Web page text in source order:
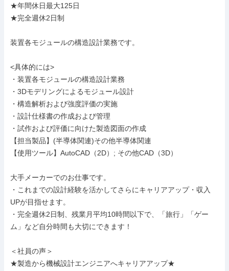
★年間休日最大125日
★完全週休2日制
装置各モジュールの構造設計業務です。
<具体的には>
・装置各モジュールの構造設計業務
・3Dモデリングによるモジュール設計
・構造解析および強度評価の実施
・設計仕様書の作成および管理
・試作および評価に向けた製造図面の作成
【担当製品】(半導体関連)その他半導体関連
【使用ツール】AutoCAD（2D）; その他CAD（3D）
大手メーカーでのお仕事です。
・これまでの設計経験を活かしてさらにキャリアアップ・収入
UPが目指せます。
・完全週休2日制、残業月平均10時間以下で、「旅行」「ゲー
ム」など自分時間も大切にできます！
＜社員の声＞
★製造から機械設計エンジニアへキャリアアップ★